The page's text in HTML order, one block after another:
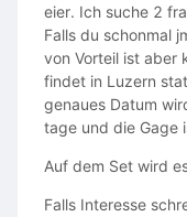
eier. Ich suche 2
Falls du schonmal
von Vorteil ist aber
findet in Luzern
genaues Datum
tage und die Gage
Auf dem Set wird
Falls Interesse